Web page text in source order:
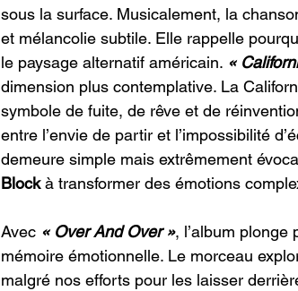
sous la surface. Musicalement, la
et mélancolie subtile. Elle rappelle
le paysage alternatif américain. «
dimension plus contemplative. La
symbole de fuite, de rêve et de
entre l’envie de partir et l’impossibilité
demeure simple mais extrêmement
Block à transformer des émotions
Avec « Over And Over », l’album plonge
mémoire émotionnelle. Le morceau
malgré nos efforts pour les laisser